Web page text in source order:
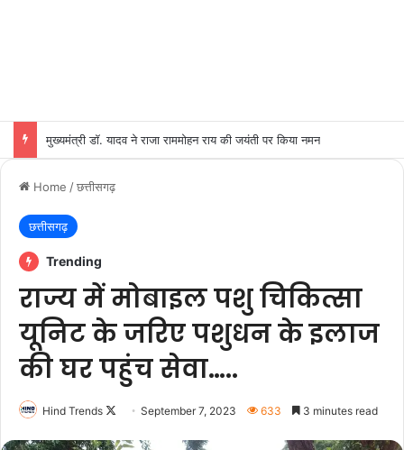
मुख्यमंत्री डॉ. यादव ने राजा राममोहन राय की जयंती पर किया नमन
Home /छत्तीसगढ़
छत्तीसगढ़
Trending
राज्य में मोबाइल पशु चिकित्सा
यूनिट के जरिए पशुधन के इलाज
की घर पहुंच सेवा…..
Hind Trends
FollowSeptember 7, 2023 633 3 minutes read